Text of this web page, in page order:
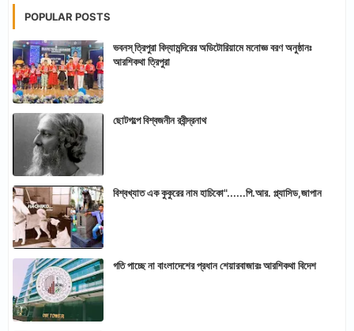
POPULAR POSTS
ভবনস্ ত্রিপুরা বিদ্যামন্দিরের অডিটোরিয়ামে মনোজ্ঞ বরণ অনুষ্ঠানঃ
আরশিকথা ত্রিপুরা
ছোটগল্পে বিশ্বজনীন রবীন্দ্রনাথ
বিশ্বখ্যাত এক কুকুরের নাম হাচিকো"......পি.আর. প্ল্যাসিড,জাপান
গতি পাচ্ছে না বাংলাদেশের প্রধান শেয়ারবাজারঃ আরশিকথা বিদেশ